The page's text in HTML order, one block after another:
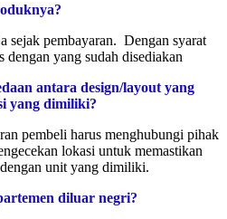
sejak pembayaran. Dengan syarat
yang sudah disediakan
antara design/layout yang
yang dimiliki?
pembeli harus menghubungi pihak
lokasi untuk memastikan
unit yang dimiliki.
diluar negri?